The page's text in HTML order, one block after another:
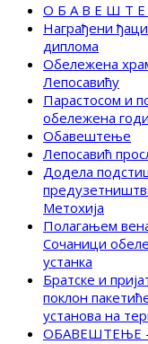
О Б А В Е Ш Т
Награђени
диплома
Обележена
Лепосавићу
Парастосом и
обележена
Обавештење
Лепосавић
Додела
Метохија
Полагањем
Сочаници
устанка
Братске и
поклон
установа на
ОБАВЕШТЕЊЕ –